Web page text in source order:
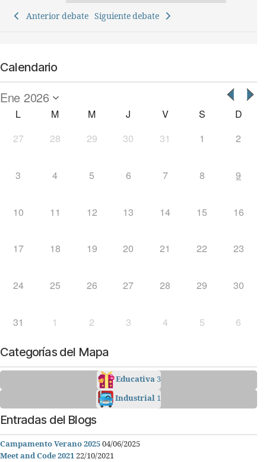
Anterior debate Siguiente debate
Calendario
L M M J V S
D
27
28 29 30 31 1 2
3 4 5 6 7 8 9
10 11 12 13 14 15 16
17 18 19 20 21 22 23
24 25 26 27 28 29 30
31 1 2 3 4 5 6
Categorías del Mapa
Educativa3
Industrial 1
Entradas del Blogs
Campamento Verano 202504/06/2025
Meet and Code 202122/10/2021